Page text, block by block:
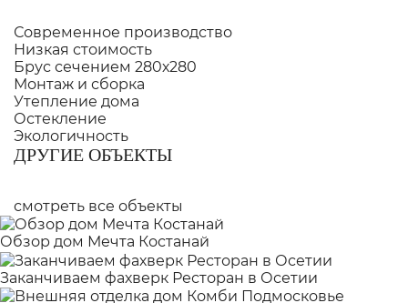
Современное производство
Низкая стоимость
Брус сечением 280х280
Монтаж и сборка
Утепление дома
Остекление
Экологичность
ДРУГИЕ ОБЪЕКТЫ
смотреть все объекты
Обзор дом Мечта Костанай
Заканчиваем фахверк Ресторан в Осетии